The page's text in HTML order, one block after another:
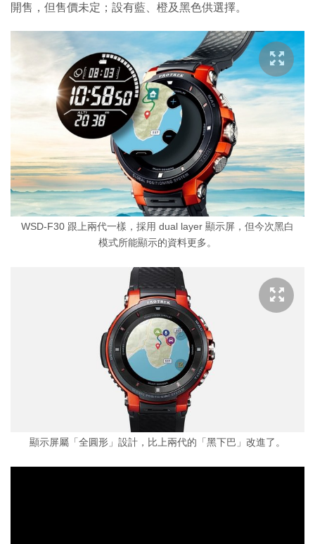
開售，但售價未定；設有藍、橙及黑色供選擇。
WSD-F30 跟上兩代一樣，採用 dual layer 顯示屏，但今次黑白
模式所能顯示的資料更多。
顯示屏屬「全圓形」設計，比上兩代的「黑下巴」改進了。